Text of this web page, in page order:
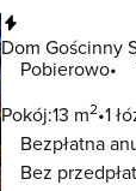
Dom Gościnny
Pobierowo
Pokój:13 m2 1
Bezpłatna
Bez